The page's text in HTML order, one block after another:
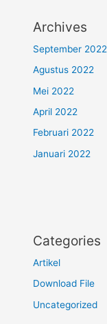
Archives
September 2022
Agustus 2022
Mei 2022
April 2022
Februari 2022
Januari 2022
Categories
Artikel
Download File
Uncategorized